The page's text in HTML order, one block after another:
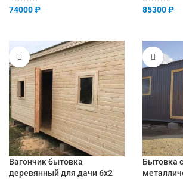
74000₽ 85300₽
Вагончик бытовка
деревянный для дачи 6х2
Бытовка